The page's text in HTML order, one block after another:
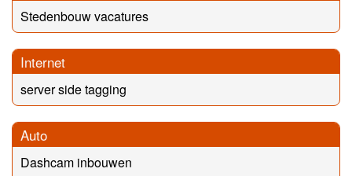
Stedenbouw vacatures
Internet
server side tagging
Auto
Dashcam inbouwen